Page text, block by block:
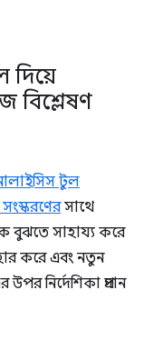
দিয়ে
টুল
সংস্করণেরসাথে
বুঝতে সাহায্য করে
করে এবং নতুন
নির্দেশিকা প্রদান